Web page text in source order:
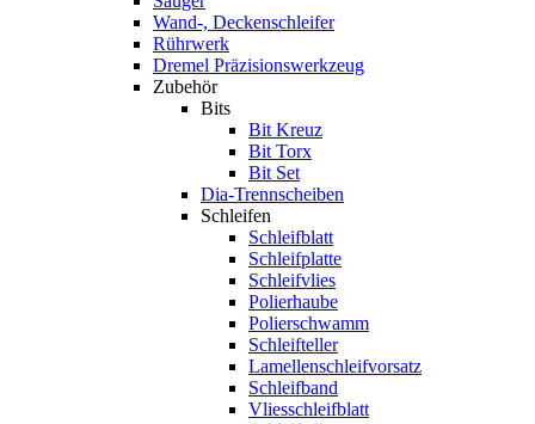
Wand-, Deckenschleifer
Rührwerk
Dremel Präzisionswerkzeug
Zubehör
Bits
Bit Kreuz
Bit Torx
Bit Set
Dia-Trennscheiben
Schleifen
Schleifblatt
Schleifplatte
Schleifvlies
Polierhaube
Polierschwamm
Schleifteller
Lamellenschleifvorsatz
Schleifband
Vliesschleifblatt